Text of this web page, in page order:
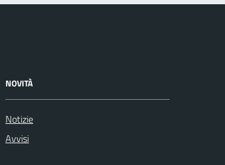
NOVITÀ
Notizie
Avvisi